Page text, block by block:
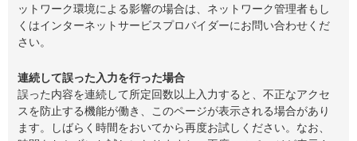
ットワーク環境による影響の場合は、ネットワーク管理者もし
くはインターネットサービスプロバイダーにお問い合わせくだ
さい。
連続して誤った入力を行った場合
誤った内容を連続して所定回数以上入力すると、不正なアクセ
スを防止する機能が働き、このページが表示される場合があり
ます。しばらく時間をおいてから再度お試しください。なお、